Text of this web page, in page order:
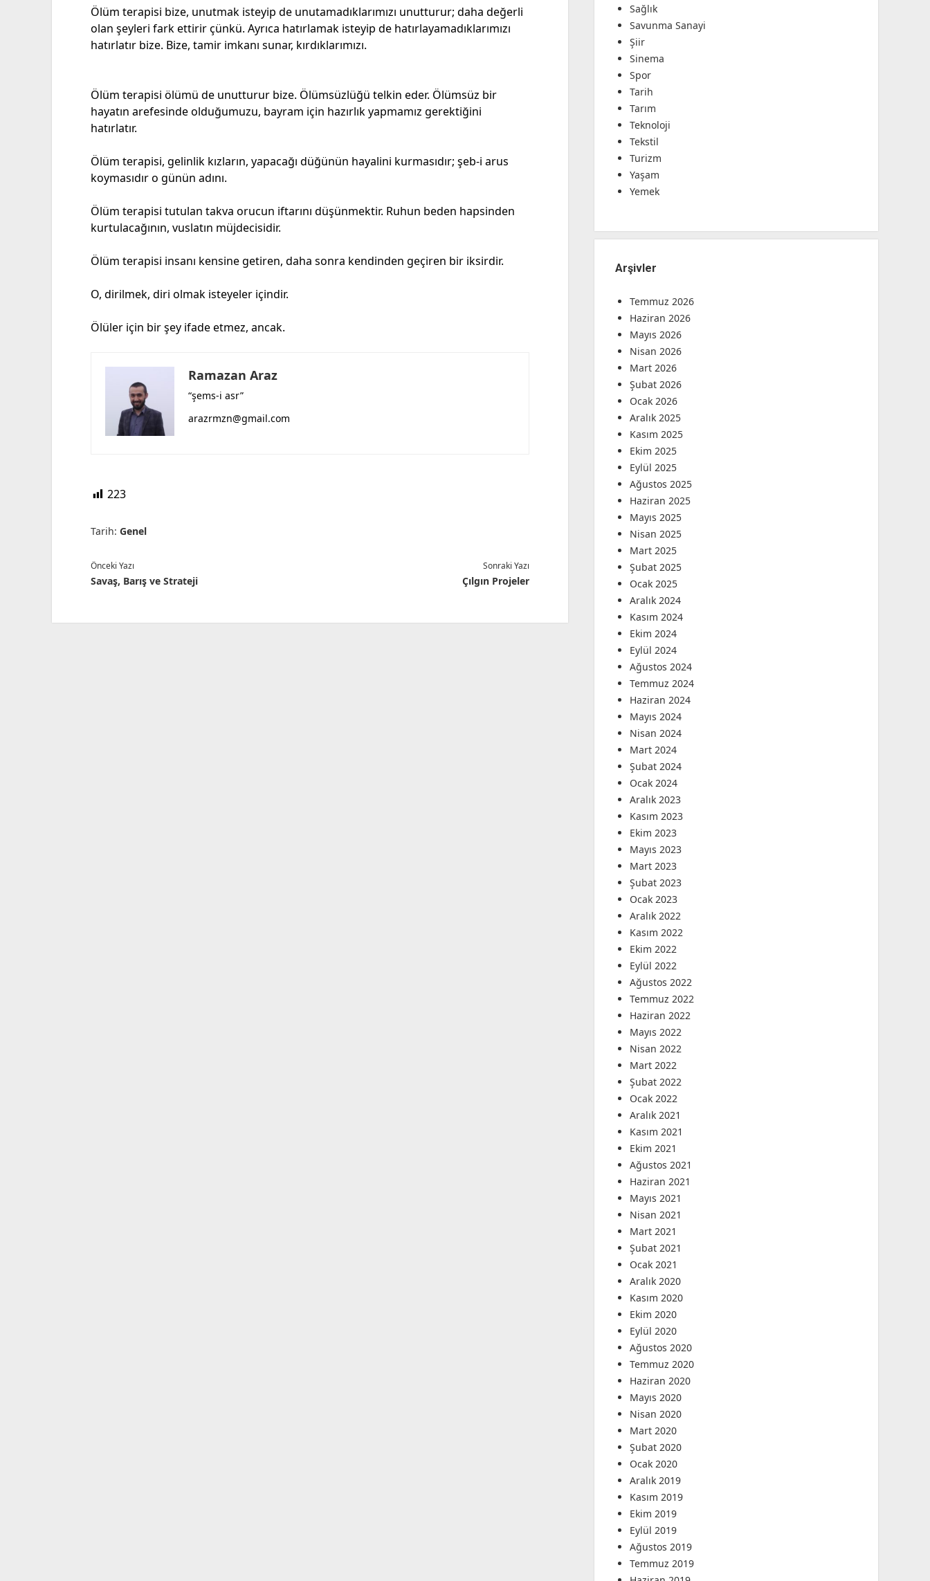
Ölüm terapisi bize, unutmak isteyip de unutamadıklarımızı unutturur; daha değerli
olan şeyleri fark ettirir çünkü. Ayrıca hatırlamak isteyip de hatırlayamadıklarımızı
hatırlatır bize. Bize, tamir imkanı sunar, kırdıklarımızı.
Ölüm terapisi ölümü de unutturur bize. Ölümsüzlüğü telkin eder. Ölümsüz bir
hayatın arefesinde olduğumuzu, bayram için hazırlık yapmamız gerektiğini
hatırlatır.
Ölüm terapisi, gelinlik kızların, yapacağı düğünün hayalini kurmasıdır; şeb-i arus
koymasıdır o günün adını.
Ölüm terapisi tutulan takva orucun iftarını düşünmektir. Ruhun beden hapsinden
kurtulacağının, vuslatın müjdecisidir.
Ölüm terapisi insanı kensine getiren, daha sonra kendinden geçiren bir iksirdir.
O, dirilmek, diri olmak isteyeler içindir.
Ölüler için bir şey ifade etmez, ancak.
Ramazan Araz
“şems-i asr”
arazrmzn@gmail.com
223
Tarih: Genel
Önceki Yazı
Savaş, Barış ve Strateji
Sonraki Yazı
Çılgın Projeler
Sağlık
Savunma Sanayi
Şiir
Sinema
Spor
Tarih
Tarım
Teknoloji
Tekstil
Turizm
Yaşam
Yemek
Arşivler
Temmuz 2026
Haziran 2026
Mayıs 2026
Nisan 2026
Mart 2026
Şubat 2026
Ocak 2026
Aralık 2025
Kasım 2025
Ekim 2025
Eylül 2025
Ağustos 2025
Haziran 2025
Mayıs 2025
Nisan 2025
Mart 2025
Şubat 2025
Ocak 2025
Aralık 2024
Kasım 2024
Ekim 2024
Eylül 2024
Ağustos 2024
Temmuz 2024
Haziran 2024
Mayıs 2024
Nisan 2024
Mart 2024
Şubat 2024
Ocak 2024
Aralık 2023
Kasım 2023
Ekim 2023
Mayıs 2023
Mart 2023
Şubat 2023
Ocak 2023
Aralık 2022
Kasım 2022
Ekim 2022
Eylül 2022
Ağustos 2022
Temmuz 2022
Haziran 2022
Mayıs 2022
Nisan 2022
Mart 2022
Şubat 2022
Ocak 2022
Aralık 2021
Kasım 2021
Ekim 2021
Ağustos 2021
Haziran 2021
Mayıs 2021
Nisan 2021
Mart 2021
Şubat 2021
Ocak 2021
Aralık 2020
Kasım 2020
Ekim 2020
Eylül 2020
Ağustos 2020
Temmuz 2020
Haziran 2020
Mayıs 2020
Nisan 2020
Mart 2020
Şubat 2020
Ocak 2020
Aralık 2019
Kasım 2019
Ekim 2019
Eylül 2019
Ağustos 2019
Temmuz 2019